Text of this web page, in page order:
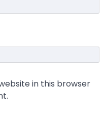
in this browser